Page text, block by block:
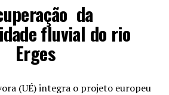
da
fluvial do rio
Erges
(UÉ) integra o projeto europeu